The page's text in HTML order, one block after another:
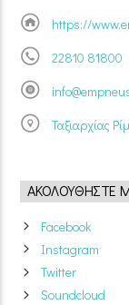
https://
22810 81800
Ταξιαρχίας
ΑΚΟΛΟΥΘΉΣΤΕ
Facebook
Instagram
Twitter
Soundcloud